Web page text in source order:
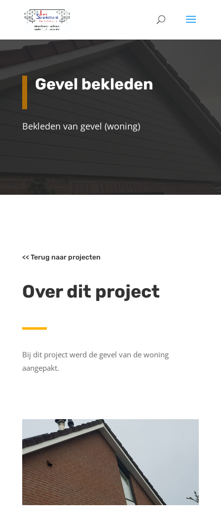
Gevel bekleden
Bekleden van gevel (woning)
<< Terug naar projecten
Over dit project
Bij dit project werd de gevel van de woning
aangepakt.